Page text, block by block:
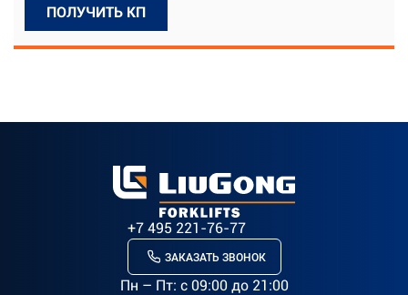
ПОЛУЧИТЬ КП
+7 495 221-76-77
ЗАКАЗАТЬ ЗВОНОК
Пн – Пт: c 09:00 до 21:00